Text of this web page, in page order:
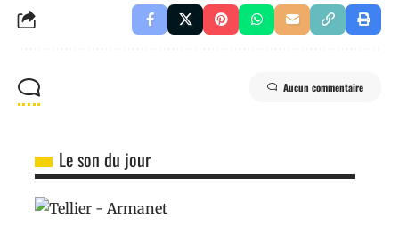
Aucun commentaire
Le son du jour